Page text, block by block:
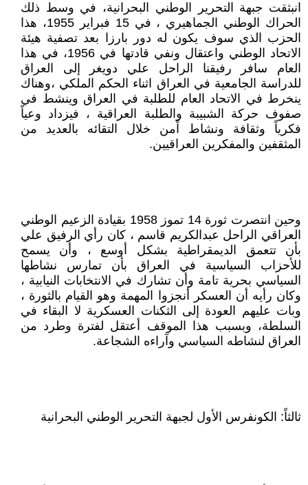
انبثقت جبهة التحرير الوطني البحرانية، في وسط ذلك
الحراك الوطني الجماهيري ، في 15 فبراير 1955، هذا
الحزب الذي سوف يكون له دور بارزا بعد تصفية هيئة
الاتحاد الوطني واعتقال ونفي قادتها في 1956، في هذا
العام سافر رفيقنا الراحل علي دويغر إلى العراق
للدراسة الجامعية في العراق اثناء الحكم الملكي ،وهناك
ينخرط في الاتحاد العام للطلبة في العراق وينشط في
صفوف حركة الشبيبة والطلبة العراقية ، فيزداد وعياً
فكرياً وثقافة ونشاط اًمن خلال التقائه بالعديد من
المثقفين والمفكرين العراقيين.
وحين انتصرت ثورة 14 تموز 1958 بقيادة الزعيم الوطني
العراقي الراحل عبدالكريم قاسم ، كان رأي الرفيق علي
بأن تتعمق الديمقراطية بشكل أوسع ، وأن يسمح
للأحزاب السياسية في العراق بأن تمارس نشاطها
السياسي بحرية تامة وأن تشارك في الانتخابات النيابية ،
وكان رأيه أن العسكر أنجزوا المهمة وهو القيام بالثورة ،
وبات عليهم العودة إلى الثكنات العسكرية لا البقاء في
السلطة، وبسبب هذا الموقف أعتقل لفترة وطرد من
العراق لنشاطه السياسي وآراءه الشجاعة.
ثالثاً: الكونفرس الأول لجبهة التحرير الوطني البحرانية